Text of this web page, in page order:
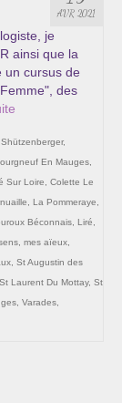
–
plus
»
en visio
AVR 2021
je
ainsi que la
un cursus de
des
,
En Mauges
Sur Loire
Colette Le
La Pommeraye
Béconnais Liré
mes aïeux
St Augustin des
St Laurent Du Mottay, St
Varades